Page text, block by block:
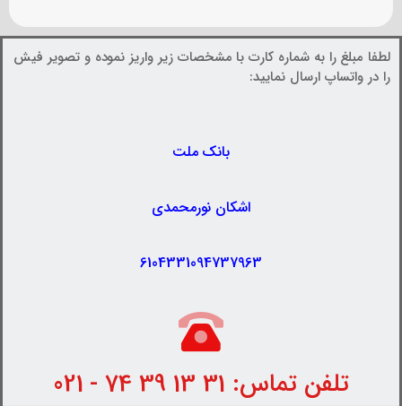
لطفا مبلغ را به شماره کارت با مشخصات زیر واریز نموده و تصویر فیش
را در واتساپ ارسال نمایید:
بانک ملت
اشکان نورمحمدی
6104331094737963
تلفن تماس: 31 13 39 74 - 021